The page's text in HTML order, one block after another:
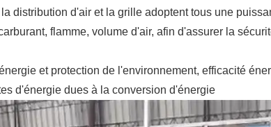
distribution d'air et la grille adoptent tous une
flamme, volume d'air, afin d'assurer la
et protection de l'environnement, efficacité
d'énergie dues à la conversion d'énergie